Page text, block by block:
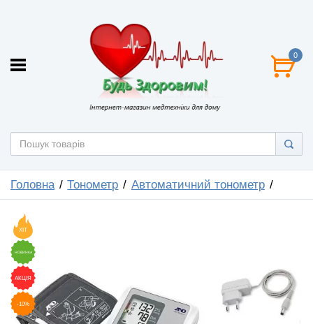
0
Головна Тонометр Автоматичний тонометр
ХІТ
НОВИНКА
АКЦІЯ
-10%